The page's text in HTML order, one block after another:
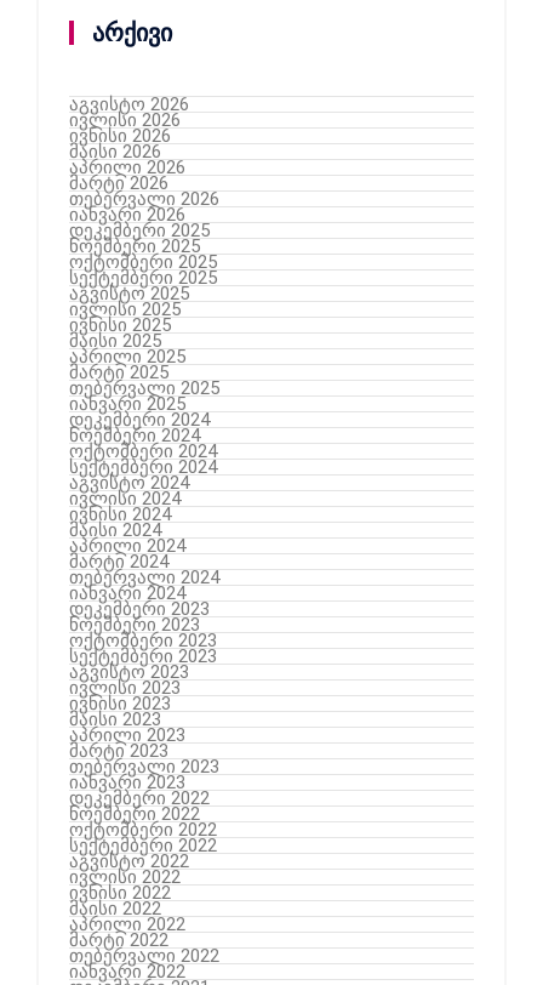
არქივი
აგვისტო 2026
ივლისი 2026
ივნისი 2026
მაისი 2026
აპრილი 2026
მარტი 2026
თებერვალი 2026
იანვარი 2026
დეკემბერი 2025
ნოემბერი 2025
ოქტომბერი 2025
სექტემბერი 2025
აგვისტო 2025
ივლისი 2025
ივნისი 2025
მაისი 2025
აპრილი 2025
მარტი 2025
თებერვალი 2025
იანვარი 2025
დეკემბერი 2024
ნოემბერი 2024
ოქტომბერი 2024
სექტემბერი 2024
აგვისტო 2024
ივლისი 2024
ივნისი 2024
მაისი 2024
აპრილი 2024
მარტი 2024
თებერვალი 2024
იანვარი 2024
დეკემბერი 2023
ნოემბერი 2023
ოქტომბერი 2023
სექტემბერი 2023
აგვისტო 2023
ივლისი 2023
ივნისი 2023
მაისი 2023
აპრილი 2023
მარტი 2023
თებერვალი 2023
იანვარი 2023
დეკემბერი 2022
ნოემბერი 2022
ოქტომბერი 2022
სექტემბერი 2022
აგვისტო 2022
ივლისი 2022
ივნისი 2022
მაისი 2022
აპრილი 2022
მარტი 2022
თებერვალი 2022
იანვარი 2022